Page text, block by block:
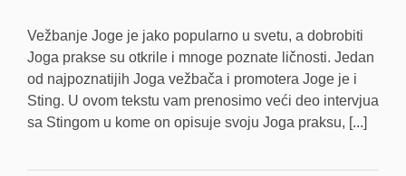
Vežbanje Joge je jako popularno u svetu, a dobrobiti
Joga prakse su otkrile i mnoge poznate ličnosti. Jedan
od najpoznatijih Joga vežbača i promotera Joge je i
Sting. U ovom tekstu vam prenosimo veći deo intervjua
sa Stingom u kome on opisuje svoju Joga praksu, [...]